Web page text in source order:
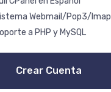
Webmail/Pop3/Imap
a PHP y MySQL
Crear Cuenta